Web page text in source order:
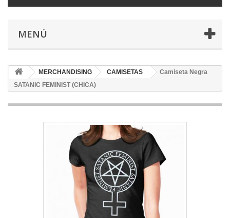
MENÚ
MERCHANDISING CAMISETAS
Camiseta Negra
SATANIC FEMINIST (CHICA)